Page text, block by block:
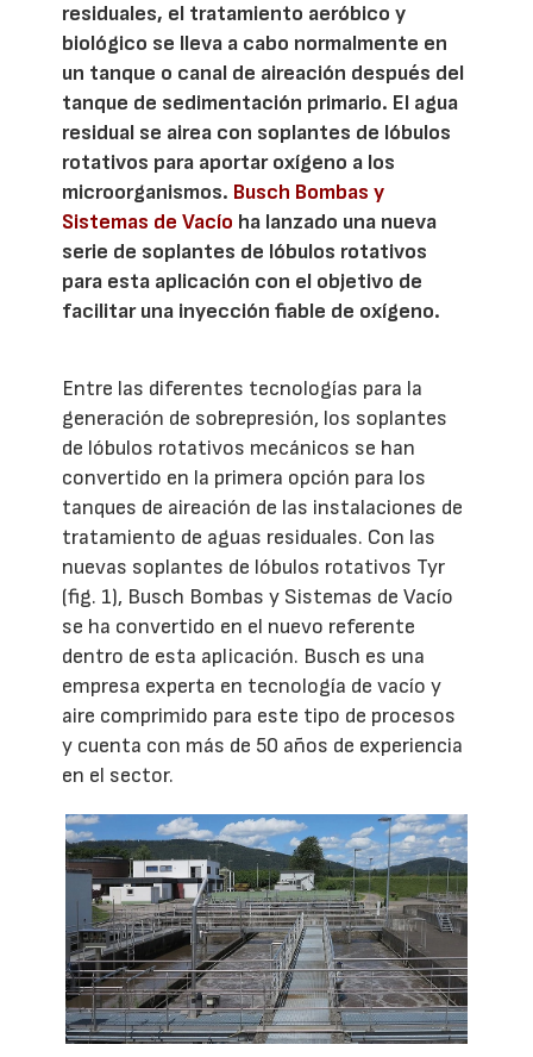
residuales, el tratamiento aeróbico y
biológico se lleva a cabo normalmente en
un tanque o canal de aireación después del
tanque de sedimentación primario. El agua
residual se airea con soplantes de lóbulos
rotativos para aportar oxígeno a los
microorganismos. Busch Bombas y
Sistemas de Vacío ha lanzado una nueva
serie de soplantes de lóbulos rotativos
para esta aplicación con el objetivo de
facilitar una inyección fiable de oxígeno.
Entre las diferentes tecnologías para la
generación de sobrepresión, los soplantes
de lóbulos rotativos mecánicos se han
convertido en la primera opción para los
tanques de aireación de las instalaciones de
tratamiento de aguas residuales. Con las
nuevas soplantes de lóbulos rotativos Tyr
(fig. 1), Busch Bombas y Sistemas de Vacío
se ha convertido en el nuevo referente
dentro de esta aplicación. Busch es una
empresa experta en tecnología de vacío y
aire comprimido para este tipo de procesos
y cuenta con más de 50 años de experiencia
en el sector.